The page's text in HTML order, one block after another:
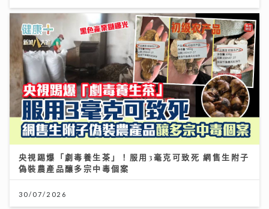
央視踢爆「劇毒養生茶」！服用3毫克可致死 網售生附子
偽裝農產品釀多宗中毒個案
30/07/2026